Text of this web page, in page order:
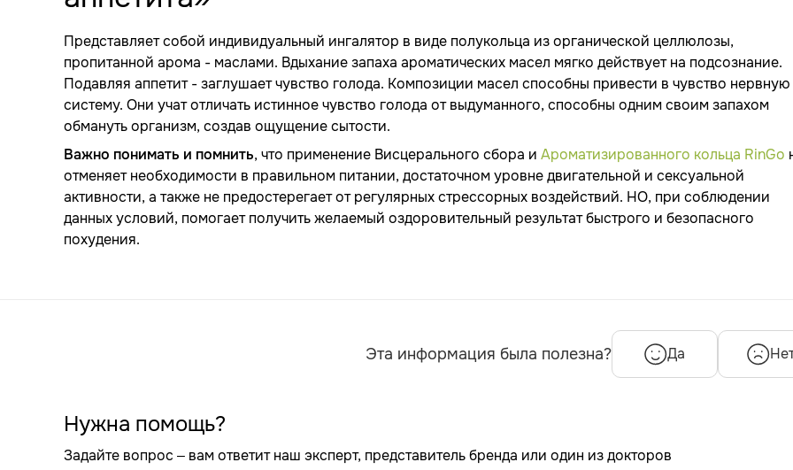
Представляет собой индивидуальный ингалятор в виде полукольца из органической целлюлозы,
пропитанной арома - маслами. Вдыхание запаха ароматических масел мягко действует на подсознание.
Подавляя аппетит - заглушает чувство голода. Композиции масел способны привести в чувство нервную
систему. Они учат отличать истинное чувство голода от выдуманного, способны одним своим запахом
обмануть организм, создав ощущение сытости.
Важно понимать и помнить, что применение Висцерального сбора и Ароматизированного кольца RinGo
отменяет необходимости в правильном питании, достаточном уровне двигательной и сексуальной
активности, а также не предостерегает от регулярных стрессорных воздействий. НО, при соблюдении
данных условий, помогает получить желаемый оздоровительный результат быстрого и безопасного
похудения.
Эта информация была полезна? Да
Нужна помощь?
Задайте вопрос – вам ответит наш эксперт, представитель бренда или один из докторов